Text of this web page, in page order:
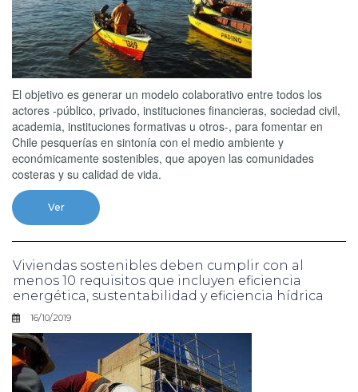
El objetivo es generar un modelo colaborativo entre todos los
actores -público, privado, instituciones financieras, sociedad civil,
academia, instituciones formativas u otros-, para fomentar en
Chile pesquerías en sintonía con el medio ambiente y
económicamente sostenibles, que apoyen las comunidades
costeras y su calidad de vida.
Ver
Viviendas sostenibles deben cumplir con al
menos 10 requisitos que incluyen eficiencia
energética, sustentabilidad y eficiencia hídrica
16/10/2019